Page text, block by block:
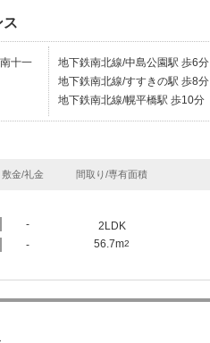
ス
十一
地下鉄南北線/中島公園駅 歩6分
地下鉄南北線/すすきの駅 歩8分
地下鉄南北線/幌平橋駅 歩10分
敷金/礼金 間取り/専有面積
-
-
2LDK
56.7m2